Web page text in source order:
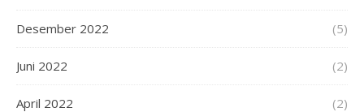
Desember 2022 (5)
Juni 2022 (2)
April 2022 (2)